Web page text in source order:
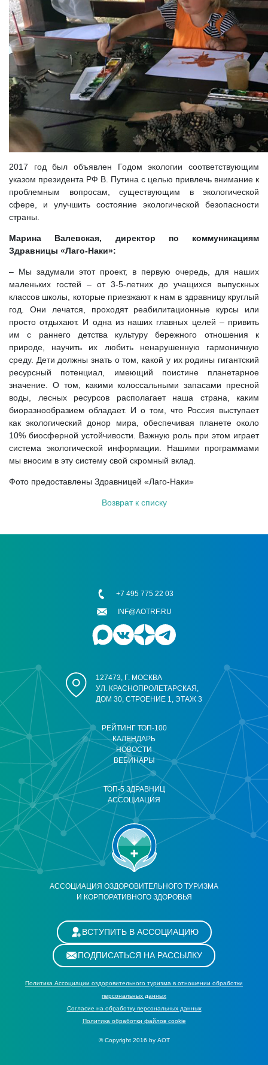
2017 год был объявлен Годом экологии соответствующим
указом президента РФ В. Путина с целью привлечь внимание к
проблемным вопросам, существующим в экологической
сфере, и улучшить состояние экологической безопасности
страны.
Марина Валевская, директор по коммуникациям
Здравницы «Лаго-Наки»:
– Мы задумали этот проект, в первую очередь, для наших
маленьких гостей – от 3-5-летних до учащихся выпускных
классов школы, которые приезжают к нам в здравницу круглый
год. Они лечатся, проходят реабилитационные курсы или
просто отдыхают. И одна из наших главных целей – привить
им с раннего детства культуру бережного отношения к
природе, научить их любить ненарушенную гармоничную
среду. Дети должны знать о том, какой у их родины гигантский
ресурсный потенциал, имеющий поистине планетарное
значение. О том, какими колоссальными запасами пресной
воды, лесных ресурсов располагает наша страна, каким
биоразнообразием обладает. И о том, что Россия выступает
как экологический донор мира, обеспечивая планете около
10% биосферной устойчивости. Важную роль при этом играет
система экологической информации. Нашими программами
мы вносим в эту систему свой скромный вклад.
Фото предоставлены Здравницей «Лаго-Наки»
Возврат к списку
АССОЦИАЦИЯ ОЗДОРОВИТЕЛЬНОГО ТУРИЗМА
И КОРПОРАТИВНОГО ЗДОРОВЬЯ
РЕЙТИНГ ТОП-100
КАЛЕНДАРЬ
НОВОСТИ
ВЕБИНАРЫ
ТОП-5 ЗДРАВНИЦ
АССОЦИАЦИЯ
127473, Г. МОСКВА
УЛ. КРАСНОПРОЛЕТАРСКАЯ,
ДОМ 30, СТРОЕНИЕ 1, ЭТАЖ 3
+7 495 775 22 03
INF@AOTRF.RU
ВСТУПИТЬ В АССОЦИАЦИЮ
ПОДПИСАТЬСЯ НА РАССЫЛКУ
Политика Ассоциации оздоровительного туризма в отношении обработки
персональных данных
Cогласие на обработку персональных данных
Политика обработки файлов cookie
© Copyright 2016 by АОТ